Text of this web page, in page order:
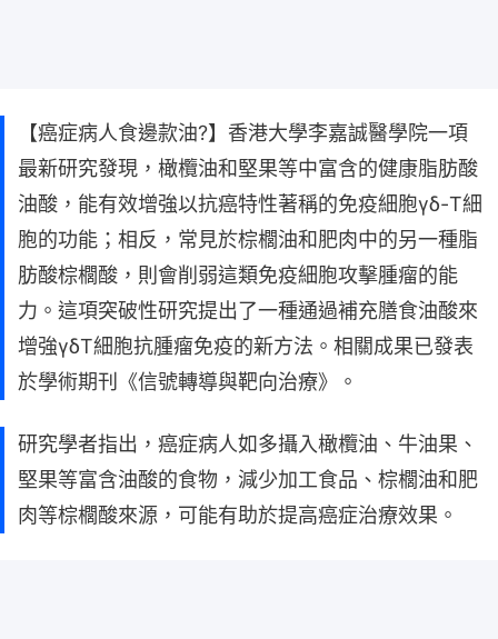
【癌症病人食邊款油?】香港大學李嘉誠醫學院一項
最新研究發現，橄欖油和堅果等中富含的健康脂肪酸
油酸，能有效增強以抗癌特性著稱的免疫細胞γδ-T細
胞的功能；相反，常見於棕櫚油和肥肉中的另一種脂
肪酸棕櫚酸，則會削弱這類免疫細胞攻擊腫瘤的能
力。這項突破性研究提出了一種通過補充膳食油酸來
增強γδT細胞抗腫瘤免疫的新方法。相關成果已發表
於學術期刊《信號轉導與靶向治療》。
研究學者指出，癌症病人如多攝入橄欖油、牛油果、
堅果等富含油酸的食物，減少加工食品、棕櫚油和肥
肉等棕櫚酸來源，可能有助於提高癌症治療效果。